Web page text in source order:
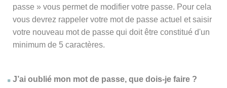
passe » vous permet de modifier votre passe. Pour cela
vous devrez rappeler votre mot de passe actuel et saisir
votre nouveau mot de passe qui doit être constitué d'un
minimum de 5 caractères.
J’ai oublié mon mot de passe, que dois-je faire ?